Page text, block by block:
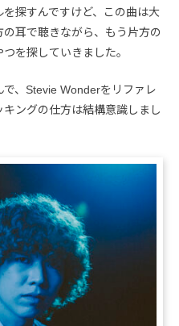
探すんですけど、この曲は大
耳で聴きながら、もう片方の
を探していきました。
で、Stevie Wonderをリファレ
ングの仕方は結構意識しまし